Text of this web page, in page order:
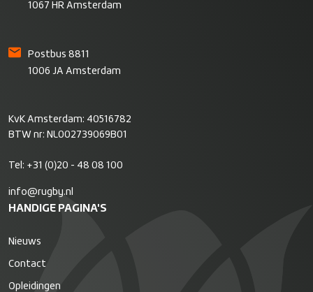
1067 HR Amsterdam
Postbus 8811
1006 JA Amsterdam
KvK Amsterdam: 40516782
BTW nr: NL002739069B01
Tel: +31 (0)20 - 48 08 100
info@rugby.nl
HANDIGE PAGINA'S
Nieuws
Contact
Opleidingen